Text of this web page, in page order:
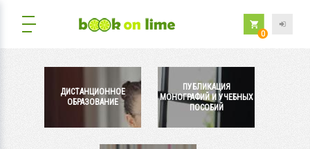
0
ДИСТАНЦИОННОЕ
ОБРАЗОВАНИЕ
ПУБЛИКАЦИЯ
МОНОГРАФИЙ И УЧЕБНЫХ
ПОСОБИЙ